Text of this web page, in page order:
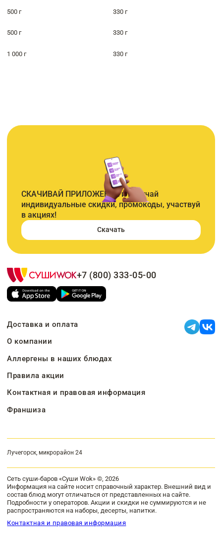
500 г 330 г
500 г 330 г
1 000 г 330 г
СКАЧИВАЙ ПРИЛОЖЕНИЕ и получай
индивидуальные скидки, промокоды, участвуй
в акциях!
Скачать
+7 (800) 333-05-00
Доставка и оплата
О компании
Аллергены в наших блюдах
Правила акции
Контактная и правовая информация
Франшиза
Лучегорск, микрорайон 24
Сеть суши-баров «Суши Wok» ©, 2026
Информация на сайте носит справочный характер. Внешний вид и
состав блюд могут отличаться от представленных на сайте.
Подробности у операторов. Акции и скидки не суммируются и не
распространяются на наборы, десерты, напитки.
Контактная и правовая информация